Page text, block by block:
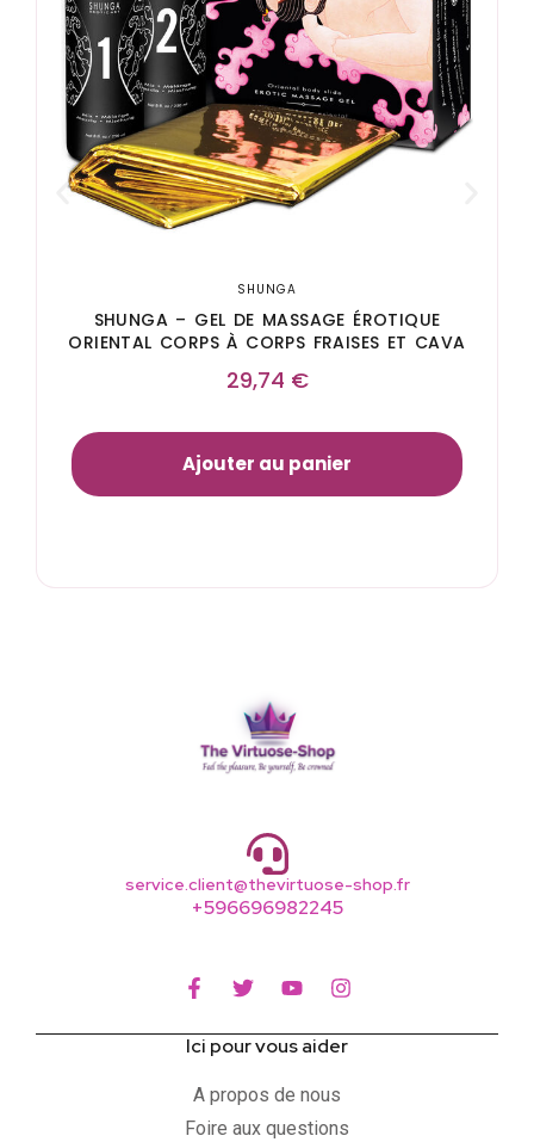
SHUNGA
SHUNGA – GEL DE MASSAGE ÉROTIQUE
ORIENTAL CORPS À CORPS FRAISES ET CAVA
29,74 €
Ajouter au panier
service.client@thevirtuose-shop.fr
+596696982245
Ici pour vous aider
A propos de nous
Foire aux questions